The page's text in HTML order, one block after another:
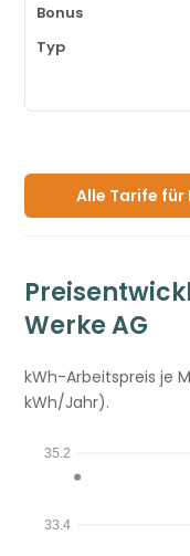
Alle Tarife für
Werke AG
kWh-Arbeitspreis je
kWh/Jahr).